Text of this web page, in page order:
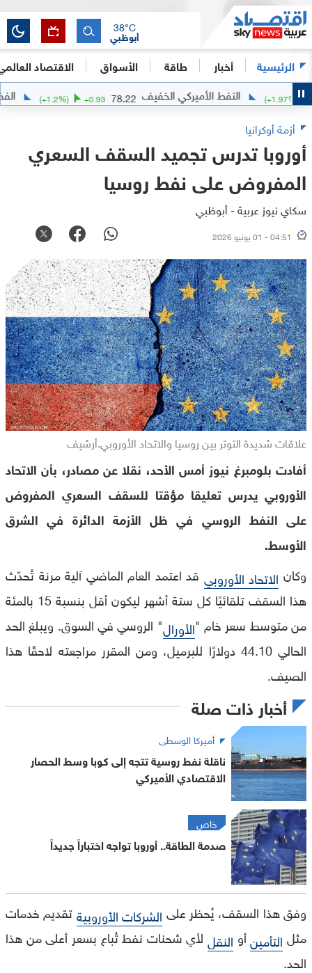
الرئيسية أخبار طاقة الأسواق الاقتصاد
أبوظبي
38°C
(+ النفط الأميركي الخفيف 78.22
+0.93
(+1.2%) الفضة
أزمة أوكرانيا
أوروبا تدرس تجميد السقف السعري
المفروض على نفط روسيا
سكاي نيوز عربية - أبوظبي
04:51 - 01 يونيو 2026
علاقات شديدة التوتر بين روسيا والاتحاد الأوروبي.أرشيف
أفادت بلومبرغ نيوز أمس الأحد، نقلا عن مصادر، بأن الاتحاد
الأوروبي يدرس تعليقا مؤقتا للسقف السعري المفروض
على النفط الروسي في ظل الأزمة الدائرة في الشرق
الأوسط.
وكان الاتحاد الأوروبي قد اعتمد العام الماضي آلية مرنة تُحدّث
هذا السقف تلقائيًا كل ستة أشهر ليكون أقل بنسبة 15 بالمئة
من متوسط سعر خام "الأورال" الروسي في السوق. ويبلغ الحد
الحالي 44.10 دولارًا للبرميل، ومن المقرر مراجعته لاحقًا هذا
الصيف.
أخبار ذات صلة
أميركا الوسطى
ناقلة نفط روسية تتجه إلى كوبا وسط الحصار
الاقتصادي الأميركي
خاص
صدمة الطاقة.. أوروبا تواجه اختباراً جديداً
وفق هذا السقف، يُحظر على الشركات الأوروبيةتقديم خدمات
مثل التأمينأو النقل لأي شحنات نفط تُباع بسعر أعلى من هذا
الحد.